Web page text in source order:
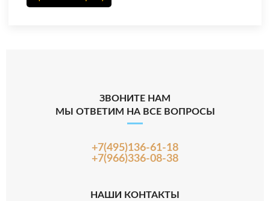
ЗВОНИТЕ НАМ
МЫ ОТВЕТИМ НА ВСЕ ВОПРОСЫ
+7(495)136-61-18
+7(966)336-08-38
НАШИ КОНТАКТЫ